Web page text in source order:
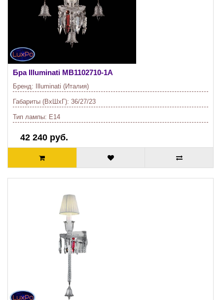
Бра Illuminati MB1102710-1A
Бренд: Illuminati (Италия)
Габариты (ВхШхГ): 36/27/23
Тип лампы: E14
42 240 руб.